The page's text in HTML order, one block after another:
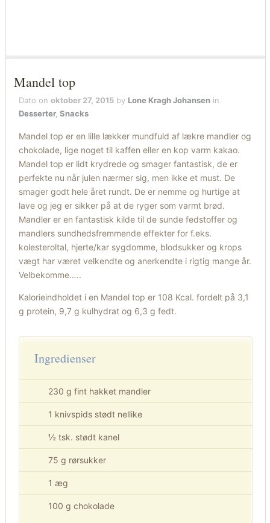
Mandel top
Dato onoktober 27, 2015 by Lone Kragh Johansen in
Desserter,Snacks
Mandel top er en lille lækker mundfuld af lækre mandler og
chokolade, lige noget til kaffen eller en kop varm kakao.
Mandel top er lidt krydrede og smager fantastisk, de er
perfekte nu når julen nærmer sig, men ikke et must. De
smager godt hele året rundt. De er nemme og hurtige at
lave og jeg er sikker på at de ryger som varmt brød.
Mandler er en fantastisk kilde til de sunde fedstoffer og
mandlers sundhedsfremmende effekter for f.eks.
kolesteroltal, hjerte/kar sygdomme, blodsukker og krops
vægt har været velkendte og anerkendte i rigtig mange år.
Velbekomme…..
Kalorieindholdet i en Mandel top er 108 Kcal. fordelt på 3,1
g protein, 9,7 g kulhydrat og 6,3 g fedt.
Ingredienser
230 g fint hakket mandler
1 knivspids stødt nellike
½ tsk. stødt kanel
75 g rørsukker
1 æg
100 g chokolade